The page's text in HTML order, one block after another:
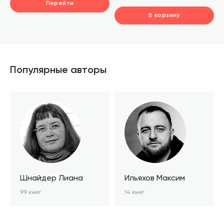
Перейти
В корзину
В корзину
Популярные авторы
Шнайдер Лиана
99 книг
Ильяхов Максим
14 книг